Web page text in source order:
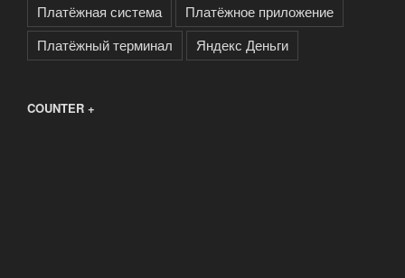
Платёжная система
Платёжное приложение
Платёжный терминал
Яндекс Деньги
COUNTER +